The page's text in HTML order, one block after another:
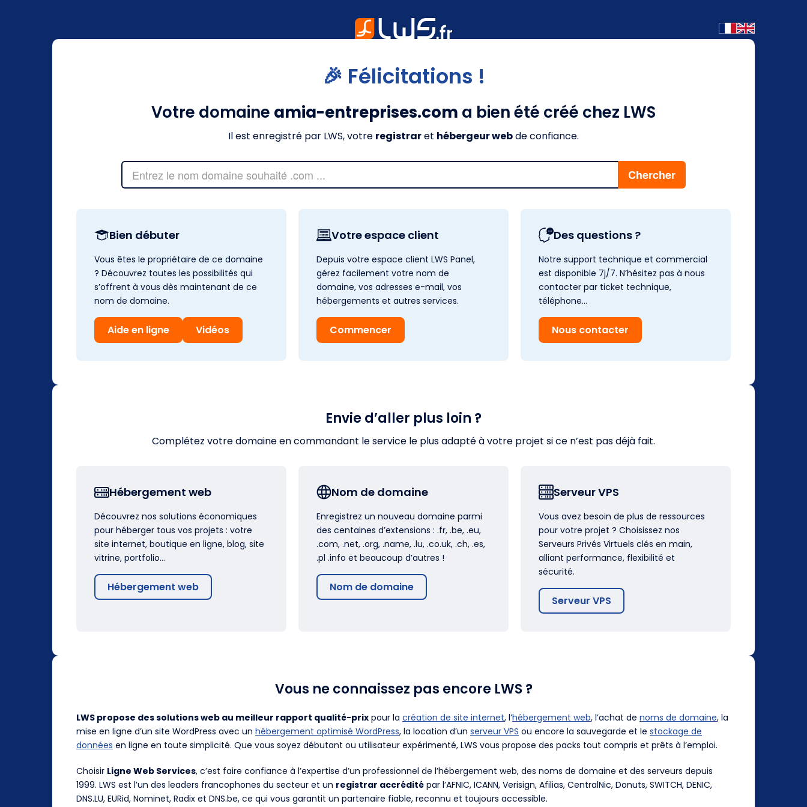
🎉 Félicitations !
Votre domaine amia-entreprises.com a bien été créé chez LWS
Il est enregistré par LWS, votre registraret hébergeur webde confiance.
Bien débuter
Vous êtes le propriétaire de ce domaine
? Découvrez toutes les possibilités qui
s’offrent à vous dès maintenant de ce
nom de domaine.
Aide en ligne Vidéos
Votre espace client
Depuis votre espace client LWS Panel,
gérez facilement votre nom de
domaine, vos adresses e-mail, vos
hébergements et autres services.
Commencer
Des questions ?
Notre support technique et commercial
est disponible 7j/7. N’hésitez pas à nous
contacter par ticket technique,
téléphone…
Nous contacter
Envie d’aller plus loin ?
Complétez votre domaine en commandant le service le plus adapté à votre projet si ce n’est pas déjà fait.
Hébergement web
Découvrez nos solutions économiques
pour héberger tous vos projets : votre
site internet, boutique en ligne, blog, site
vitrine, portfolio…
Hébergement web
Nom de domaine
Enregistrez un nouveau domaine parmi
des centaines d’extensions : .fr, .be, .eu,
.com, .net, .org, .name, .lu, .co.uk, .ch, .es,
.pl .info et beaucoup d’autres !
Nom de domaine
Serveur VPS
Vous avez besoin de plus de ressources
pour votre projet ? Choisissez nos
Serveurs Privés Virtuels clés en main,
alliant performance, flexibilité et
sécurité.
Serveur VPS
Vous ne connaissez pas encore LWS ?
LWS propose des solutions web au meilleur rapport qualité-prix pour la création de site internet, l’hébergement web, l’achat de noms de domaine, la
mise en ligne d’un site WordPress avec un hébergement optimisé WordPress, la location d’un serveur VPS ou encore la sauvegarde et le stockage de
données en ligne en toute simplicité. Que vous soyez débutant ou utilisateur expérimenté, LWS vous propose des packs tout compris et prêts à l’emploi.
Choisir Ligne Web Services, c’est faire confiance à l’expertise d’un professionnel de l’hébergement web, des noms de domaine et des serveurs depuis
1999. LWS est l’un des leaders francophones du secteur et un registrar accrédité par l’AFNIC, ICANN, Verisign, Afilias, CentralNic, Donuts, SWITCH, DENIC,
DNS.LU, EURid, Nominet, Radix et DNS.be, ce qui vous garantit un partenaire fiable, reconnu et toujours accessible.